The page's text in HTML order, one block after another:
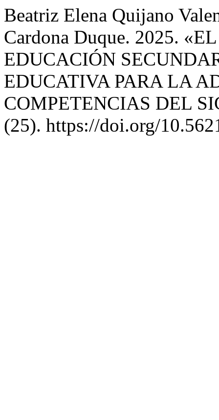
Beatriz Elena Quijano
Cardona Duque. 2025.
EDUCACIÓN
EDUCATIVA PARA LA
COMPETENCIAS DEL
(25). https://doi.org/